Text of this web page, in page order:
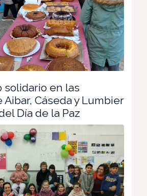
solidario en las
Cáseda y Lumbier
Día de la Paz